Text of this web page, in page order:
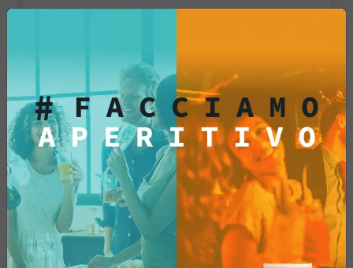
4,84 €
Aggiungi
Vedi di più